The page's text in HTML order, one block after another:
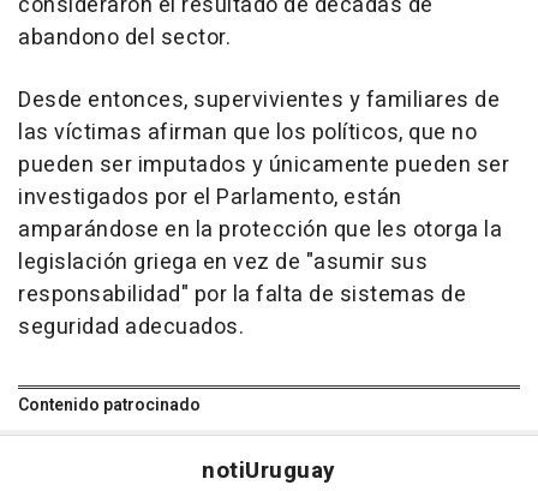
abandono del sector.
Desde entonces, supervivientes y familiares de
las víctimas afirman que los políticos, que no
pueden ser imputados y únicamente pueden ser
investigados por el Parlamento, están
amparándose en la protección que les otorga la
legislación griega en vez de "asumir sus
responsabilidad" por la falta de sistemas de
seguridad adecuados.
Contenido patrocinado
notiUruguay